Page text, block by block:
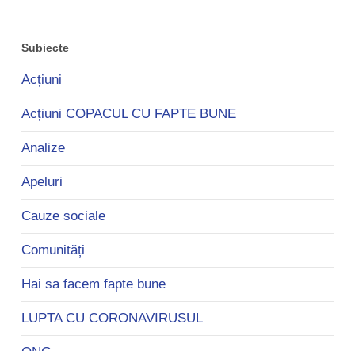
Subiecte
Acțiuni
Acțiuni COPACUL CU FAPTE BUNE
Analize
Apeluri
Cauze sociale
Comunități
Hai sa facem fapte bune
LUPTA CU CORONAVIRUSUL